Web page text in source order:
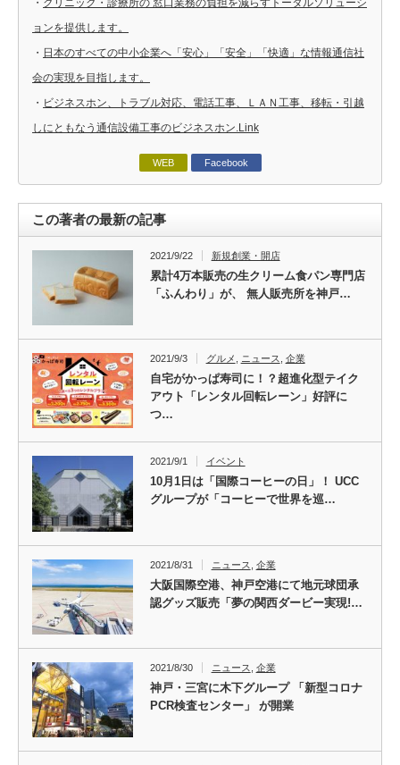
・ クリニック・診療所の 窓口業務の負担を減らすトータルソリューシ
ョンを提供します。
・ 日本のすべての中小企業へ「安心」「安全」「快適」な情報通信社
会の実現を目指します。
・ ビジネスホン、トラブル対応、電話工事、ＬＡＮ工事、移転・引越
しにともなう通信設備工事のビジネスホン.Link
WEB Facebook
この著者の最新の記事
2021/9/22 新規創業・開店
累計4万本販売の生クリーム食パン専門店
「ふんわり」が、 無人販売所を神戸…
2021/9/3 グルメ ニュース 企業
自宅がかっぱ寿司に！？超進化型テイク
アウト「レンタル回転レーン」好評に
つ…
2021/9/1 イベント
10月1日は「国際コーヒーの日」！ UCC
グループが「コーヒーで世界を巡…
2021/8/31 ニュース 企業
大阪国際空港、神戸空港にて地元球団承
認グッズ販売「夢の関西ダービー実現!…
2021/8/30 ニュース 企業
神戸・三宮に木下グループ 「新型コロナ
PCR検査センター」 が開業